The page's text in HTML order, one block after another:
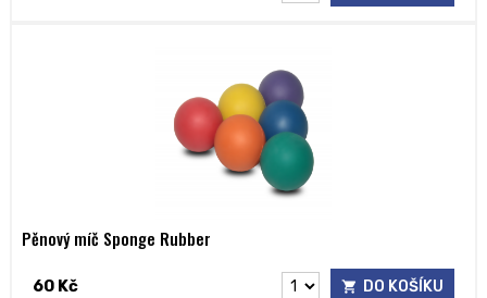
Pěnový míč Sponge Rubber
60 Kč DO KOŠÍKU